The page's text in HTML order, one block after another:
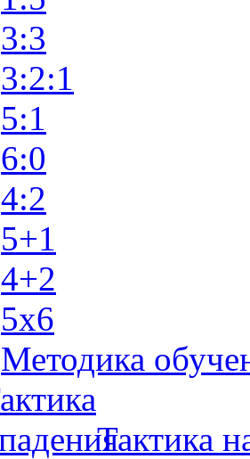
3:3
3:2:1
5:1
6:0
4:2
5+1
4+2
5x6
Методика
Тактика